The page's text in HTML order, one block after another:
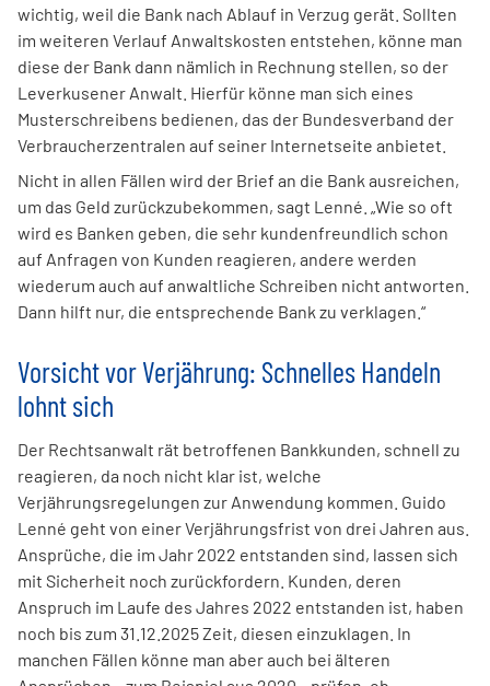
wichtig, weil die Bank nach Ablauf in Verzug gerät. Sollten
im weiteren Verlauf Anwaltskosten entstehen, könne man
diese der Bank dann nämlich in Rechnung stellen, so der
Leverkusener Anwalt. Hierfür könne man sich eines
Musterschreibens bedienen, das der Bundesverband der
Verbraucherzentralen auf seiner Internetseite anbietet.
Nicht in allen Fällen wird der Brief an die Bank ausreichen,
um das Geld zurückzubekommen, sagt Lenné. „Wie so oft
wird es Banken geben, die sehr kundenfreundlich schon
auf Anfragen von Kunden reagieren, andere werden
wiederum auch auf anwaltliche Schreiben nicht antworten.
Dann hilft nur, die entsprechende Bank zu verklagen.“
Vorsicht vor Verjährung: Schnelles Handeln
lohnt sich
Der Rechtsanwalt rät betroffenen Bankkunden, schnell zu
reagieren, da noch nicht klar ist, welche
Verjährungsregelungen zur Anwendung kommen. Guido
Lenné geht von einer Verjährungsfrist von drei Jahren aus.
Ansprüche, die im Jahr 2022 entstanden sind, lassen sich
mit Sicherheit noch zurückfordern. Kunden, deren
Anspruch im Laufe des Jahres 2022 entstanden ist, haben
noch bis zum 31.12.2025 Zeit, diesen einzuklagen. In
manchen Fällen könne man aber auch bei älteren